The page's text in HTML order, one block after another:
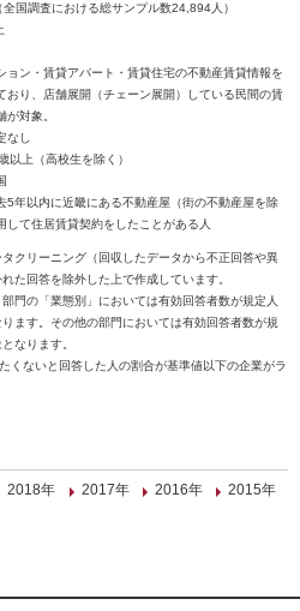
国調査における総サンプル数24,894人）
ョン・賃貸アパート・賃貸住宅の不動産賃貸情報を
おり、店舗展開（チェーン展開）している民間の賃
が対象。
なし
以上（高校生を除く）
5年以内に近畿にある不動産屋（街の不動産屋を除
して住居賃貸契約をしたことがある人
クリーニング（回収したデータから不正回答や異
た回答を除外した上で作成しています。
門の「業態別」においては有効回答者数が規定人
ます。その他の部門においては有効回答者数が規
なります。
ないと回答した人の割合が基準値以下の企業がラ
2018年 2017年 2016年
2015年